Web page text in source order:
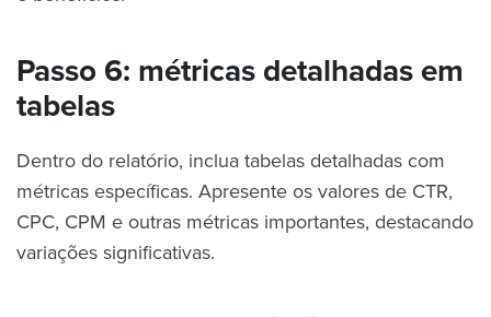
Passo 6: métricas detalhadas em
tabelas
Dentro do relatório, inclua tabelas detalhadas com
métricas específicas. Apresente os valores de CTR,
CPC, CPM e outras métricas importantes, destacando
variações significativas.